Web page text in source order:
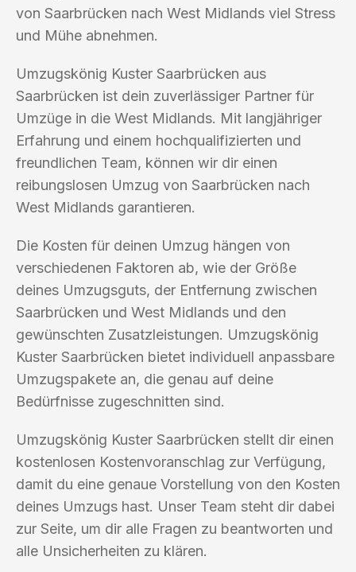
von Saarbrücken nach West Midlands viel Stress
und Mühe abnehmen.
Umzugskönig Kuster Saarbrücken aus
Saarbrücken ist dein zuverlässiger Partner für
Umzüge in die West Midlands. Mit langjähriger
Erfahrung und einem hochqualifizierten und
freundlichen Team, können wir dir einen
reibungslosen Umzug von Saarbrücken nach
West Midlands garantieren.
Die Kosten für deinen Umzug hängen von
verschiedenen Faktoren ab, wie der Größe
deines Umzugsguts, der Entfernung zwischen
Saarbrücken und West Midlands und den
gewünschten Zusatzleistungen. Umzugskönig
Kuster Saarbrücken bietet individuell anpassbare
Umzugspakete an, die genau auf deine
Bedürfnisse zugeschnitten sind.
Umzugskönig Kuster Saarbrücken stellt dir einen
kostenlosen Kostenvoranschlag zur Verfügung,
damit du eine genaue Vorstellung von den Kosten
deines Umzugs hast. Unser Team steht dir dabei
zur Seite, um dir alle Fragen zu beantworten und
alle Unsicherheiten zu klären.